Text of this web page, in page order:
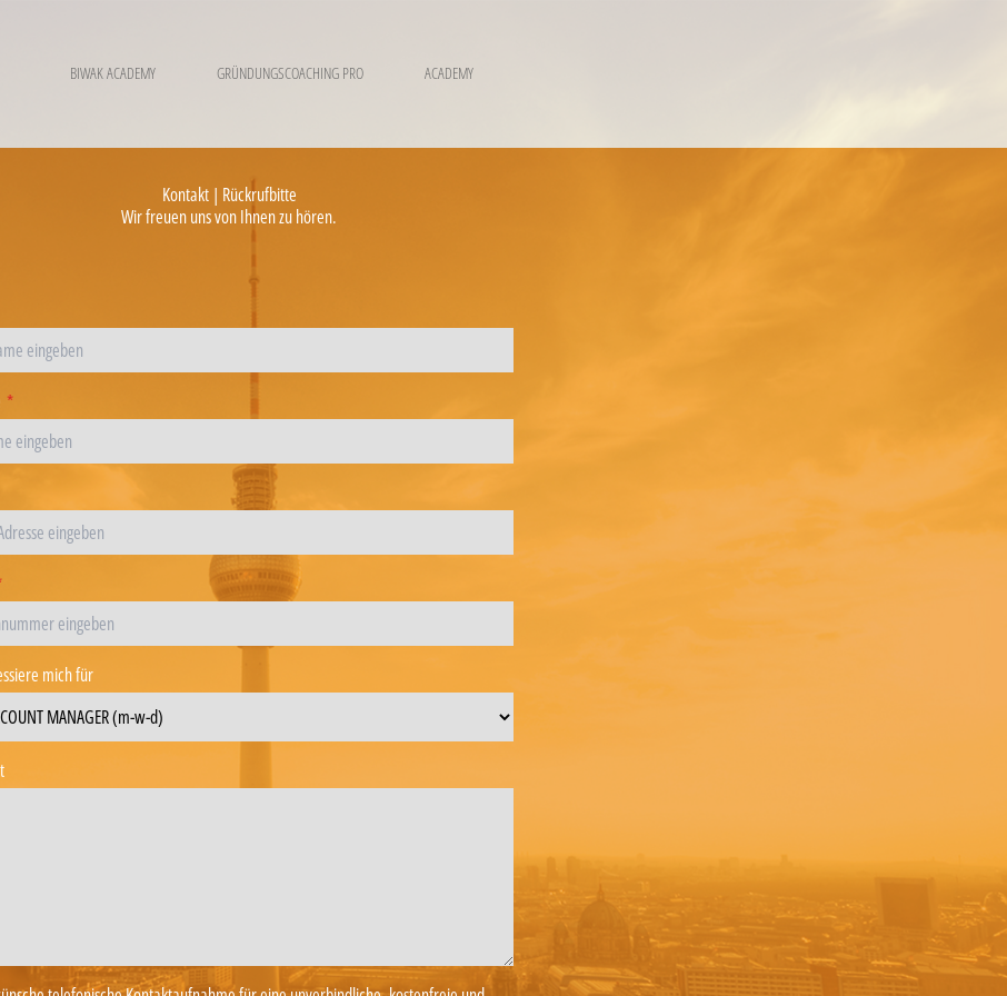
BIWAK ACADEMY GRÜNDUNGSCOACHING PRO ACADEMY
Kontakt | Rückrufbitte
Wir freuen uns von Ihnen zu hören.
*
mich für